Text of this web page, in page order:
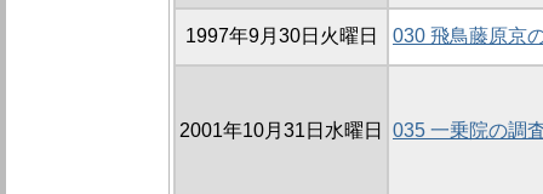
1997年9月30日火曜日 030 飛鳥藤原京
2001年10月31日水曜日 035 一乗院の調